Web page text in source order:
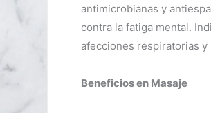
antimicrobianas y
contra la fatiga mental.
afecciones respiratorias
Beneficios en Masaje
Losánika
cantidad